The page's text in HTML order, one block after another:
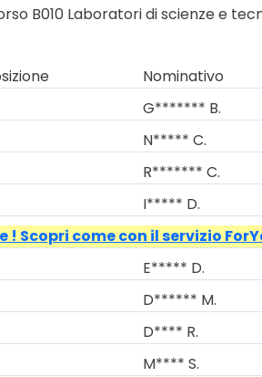
B010 Laboratori di scienze e
Nominativo
G******* B.
N***** C.
R******* C.
I***** D.
Scopri come con il servizio
E***** D.
D****** M.
D**** R.
M**** S.